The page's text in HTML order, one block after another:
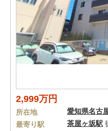
2,999万円
所在地 愛知県名古
最寄り駅
茶屋ヶ坂駅